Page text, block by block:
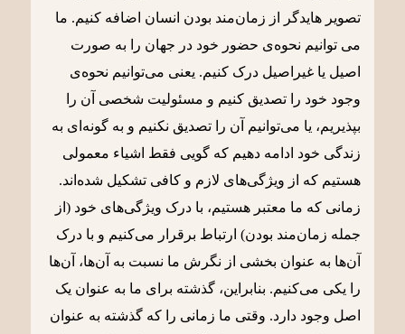
تصویر هایدگر از زمان‌مند بودن انسان اضافه کنیم. ما
می توانیم نحوه‌ی حضور خود در جهان را به صورت
اصیل یا غیراصیل درک کنیم. یعنی می‌توانیم نحوه‌ی
وجود خود را تصدیق کنیم و مسئولیت شخصی آن را
بپذیریم، یا می‌توانیم آن را تصدیق نکنیم و به گونه‌ای به
زندگی خود ادامه دهیم که گویی فقط اشیاء معمولی
هستیم که از ویژگی‌های لازم و کافی تشکیل شده‌اند.
زمانی که ما معتبر هستیم، با درک ویژگی‌های خود (از
جمله زمان‌مند بودن) ارتباط برقرار می‌کنیم و با درک
آن‌ها به‌ عنوان بخشی از نگرش ما نسبت به آن‌ها، آن‌ها
را یکی می‌کنیم. بنابراین، گذشته برای ما به عنوان یک
اصل وجود دارد. وقتی ما زمانی را که گذشته به عنوان